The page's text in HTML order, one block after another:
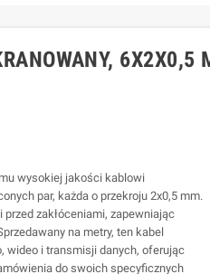
6X2X0,5
wysokiej jakości kablowi
par, każda o przekroju 2x0,5 mm.
zakłóceniami, zapewniając
na metry, ten kabel
wideo i transmisji danych, oferując
do swoich specyficznych